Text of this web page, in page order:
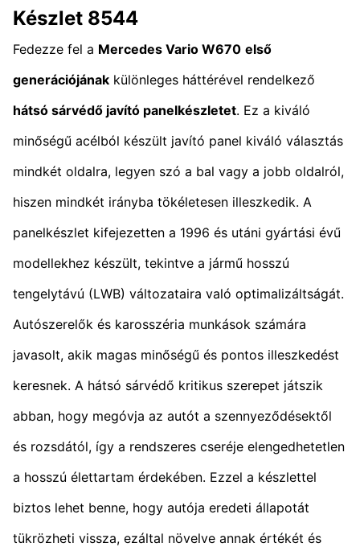
Készlet 8544
Fedezze fel a Mercedes Vario W670 első
generációjának különleges háttérével rendelkező
hátsó sárvédő javító panelkészletet. Ez a kiváló
minőségű acélból készült javító panel kiváló választás
mindkét oldalra, legyen szó a bal vagy a jobb oldalról,
hiszen mindkét irányba tökéletesen illeszkedik. A
panelkészlet kifejezetten a 1996 és utáni gyártási évű
modellekhez készült, tekintve a jármű hosszú
tengelytávú (LWB) változataira való optimalizáltságát.
Autószerelők és karosszéria munkások számára
javasolt, akik magas minőségű és pontos illeszkedést
keresnek. A hátsó sárvédő kritikus szerepet játszik
abban, hogy megóvja az autót a szennyeződésektől
és rozsdától, így a rendszeres cseréje elengedhetetlen
a hosszú élettartam érdekében. Ezzel a készlettel
biztos lehet benne, hogy autója eredeti állapotát
tükrözheti vissza, ezáltal növelve annak értékét és